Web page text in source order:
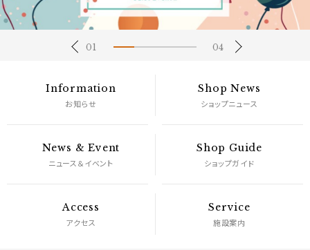
01 04
Information
お知らせ
Shop News
ショップニュース
News & Event
ニュース＆イベント
Shop Guide
ショップガイド
Access
アクセス
Service
施設案内